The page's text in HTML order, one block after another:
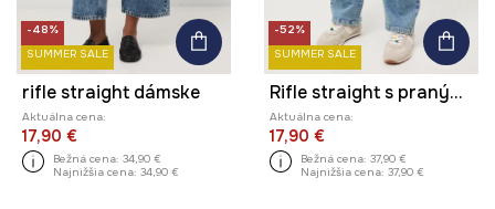
-48%
SUMMER SALE
rifle straight dámske
Aktuálna cena:
17,90 €
Bežná cena: 34,90 €
Najnižšia cena: 34,90 €
-52%
SUMMER SALE
Rifle straight s praným efektom
Aktuálna cena:
17,90 €
Bežná cena: 37,90 €
Najnižšia cena: 37,90 €